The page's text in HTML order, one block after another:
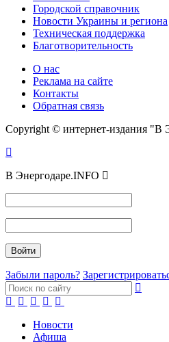
Городской справочник
Новости Украины и региона
Техническая поддержка
Благотворительность
О нас
Реклама на сайте
Контакты
Обратная связь
Copyright © интернет-издания "В
В Энергодаре.INFO
Забыли пароль?
Новости
Афиша